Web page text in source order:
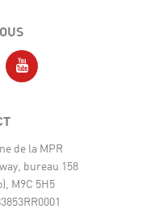
de la MPR
bureau 158
M9C 5H5